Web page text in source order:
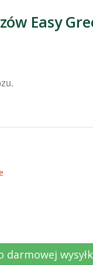
Easy
darmowej